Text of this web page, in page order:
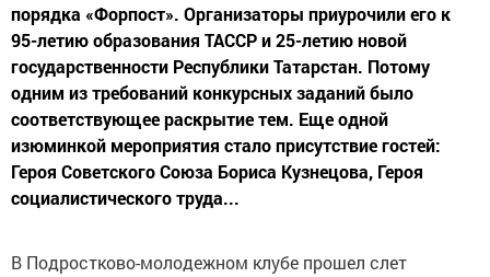
порядка «Форпост». Организаторы приурочили его к
95-летию образования ТАССР и 25-летию новой
государственности Республики Татарстан. Потому
одним из требований конкурсных заданий было
соответствующее раскрытие тем. Еще одной
изюминкой мероприятия стало присутствие гостей:
Героя Советского Союза Бориса Кузнецова, Героя
социалистического труда...
В Подростково-молодежном клубе прошел слет